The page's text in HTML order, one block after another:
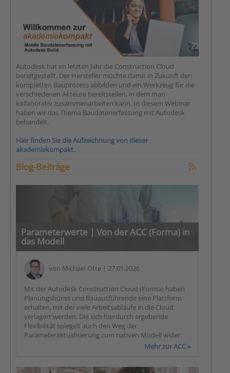
Autodesk hat im letzten Jahr die Construction Cloud
bereitgestellt. Der Hersteller möchte damit in Zukunft den
kompletten Bauprozess abbilden und ein Werkzeug für die
verschiedenen Akteure bereitstellen, in dem man
kollaborativ zusammenarbeiten kann. In diesem Webinar
haben wir das Thema Baudatenerfassung mit Autodesk
behandelt.
Hier finden Sie die Aufzeichnung von dieser
akademiekompakt.
Blog-Beiträge
Parameterwerte | Von der ACC (Forma) in
das Modell
von Michael Otte | 27.01.2026
Mit der Autodesk Construction Cloud (Forma) haben
Planungsbüros und Bauausführende eine Plattform
erhalten, mit der viele Arbeitsabläufe in die Cloud
verlagert werden. Die sich hierdurch ergebende
Flexibilität spiegelt auch den Weg der
Parameteraktualisierung zum nativen Modell wider.
Mehr zur ACC »